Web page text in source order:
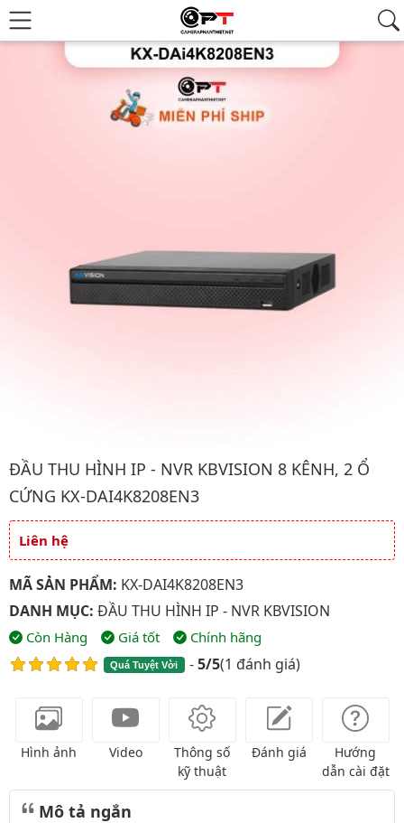
Hình ảnh đại diện của sản phẩm Đầu thu hình IP - NVR kbvision
ĐẦU THU HÌNH IP - NVR KBVISION 8 KÊNH, 2 Ổ
CỨNG KX-DAI4K8208EN3
Giá và khuyến mãi
Liên hệ
MÃ SẢN PHẨM: KX-DAI4K8208EN3
DANH MỤC: ĐẦU THU HÌNH IP - NVR KBVISION
Còn Hàng Giá tốt Chính hãng
Quá Tuyệt Vời -5/5(1 đánh giá)
Hình ảnh Video
Thông số
kỹ thuật
Đánh giá
Hướng
dẫn cài đặt
Mô tả ngắn